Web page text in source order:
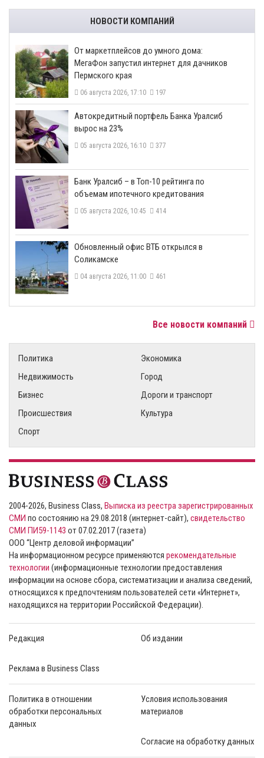
НОВОСТИ КОМПАНИЙ
От маркетплейсов до умного дома:
МегаФон запустил интернет для дачников
Пермского края
06 августа 2026, 17:10 197
​Автокредитный портфель Банка Уралсиб
вырос на 23%
05 августа 2026, 16:10 377
​Банк Уралсиб – в Топ-10 рейтинга по
объемам ипотечного кредитования
05 августа 2026, 10:45 414
​Обновленный офис ВТБ открылся в
Соликамске
04 августа 2026, 11:00 461
Все новости компаний
Политика
Экономика
Недвижимость
Город
Бизнес
Дороги и транспорт
Происшествия
Культура
Спорт
2004-2026, Business Class, Выписка из реестра зарегистрированных
СМИ по состоянию на 29.08.2018 (интернет-сайт), свидетельство
СМИ ПИ59-1143 от 07.02.2017 (газета)
ООО “Центр деловой информации”
На информационном ресурсе применяются рекомендательные
технологии (информационные технологии предоставления
информации на основе сбора, систематизации и анализа сведений,
относящихся к предпочтениям пользователей сети «Интернет»,
находящихся на территории Российской Федерации).
Редакция Об издании
Реклама в Business Class
Политика в отношении
обработки персональных
данных
Условия использования
материалов
Согласие на обработку данных